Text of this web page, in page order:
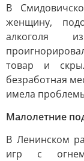
В
женщину,
алкоголя
товар и
безработная
имела
Малолетние
В Ленинском
игр с